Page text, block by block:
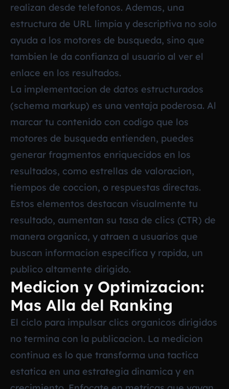
realizan desde telefonos. Ademas, una
estructura de URL limpia y descriptiva no solo
ayuda a los motores de busqueda, sino que
tambien le da confianza al usuario al ver el
enlace en los resultados.
La implementacion de datos estructurados
(schema markup) es una ventaja poderosa. Al
marcar tu contenido con codigo que los
motores de busqueda entienden, puedes
generar fragmentos enriquecidos en los
resultados, como estrellas de valoracion,
tiempos de coccion, o respuestas directas.
Estos elementos destacan visualmente tu
resultado, aumentan su tasa de clics (CTR) de
manera organica, y atraen a usuarios que
buscan informacion especifica y rapida, un
publico altamente dirigido.
Medicion y Optimizacion:
Mas Alla del Ranking
El ciclo para impulsar clics organicos dirigidos
no termina con la publicacion. La medicion
continua es lo que transforma una tactica
estatica en una estrategia dinamica y en